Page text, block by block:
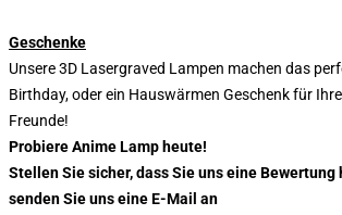
Geschenke
Unsere 3D Lasergraved Lampen machen das
Birthday, oder ein Hauswärmen Geschenk für
Freunde!
Probiere Anime Lamp heute!
Stellen Sie sicher, dass Sie uns eine Bewertung
senden Sie uns eine E-Mail an